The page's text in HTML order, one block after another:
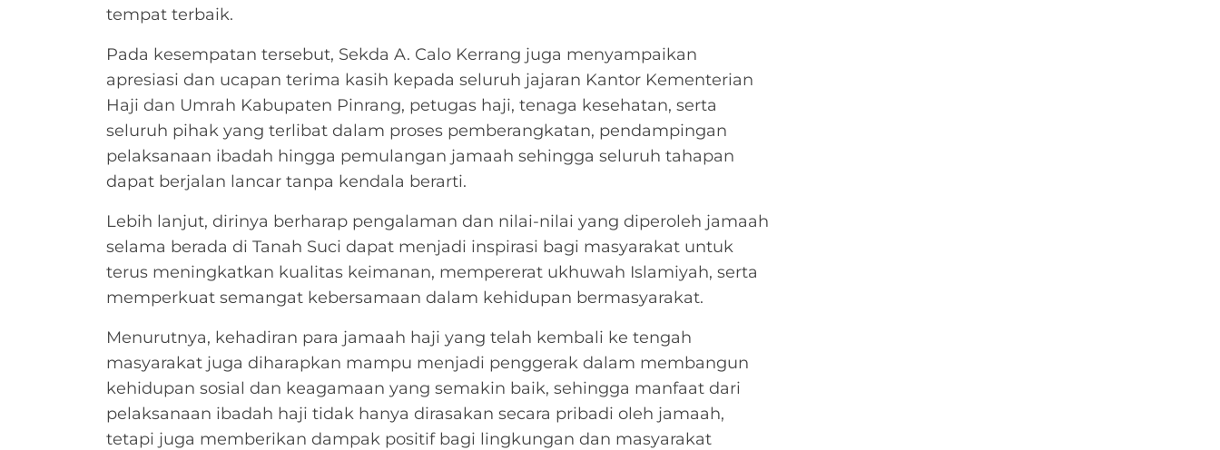
tempat terbaik.
Pada kesempatan tersebut, Sekda A. Calo Kerrang juga menyampaikan
apresiasi dan ucapan terima kasih kepada seluruh jajaran Kantor Kementerian
Haji dan Umrah Kabupaten Pinrang, petugas haji, tenaga kesehatan, serta
seluruh pihak yang terlibat dalam proses pemberangkatan, pendampingan
pelaksanaan ibadah hingga pemulangan jamaah sehingga seluruh tahapan
dapat berjalan lancar tanpa kendala berarti.
Lebih lanjut, dirinya berharap pengalaman dan nilai-nilai yang diperoleh jamaah
selama berada di Tanah Suci dapat menjadi inspirasi bagi masyarakat untuk
terus meningkatkan kualitas keimanan, mempererat ukhuwah Islamiyah, serta
memperkuat semangat kebersamaan dalam kehidupan bermasyarakat.
Menurutnya, kehadiran para jamaah haji yang telah kembali ke tengah
masyarakat juga diharapkan mampu menjadi penggerak dalam membangun
kehidupan sosial dan keagamaan yang semakin baik, sehingga manfaat dari
pelaksanaan ibadah haji tidak hanya dirasakan secara pribadi oleh jamaah,
tetapi juga memberikan dampak positif bagi lingkungan dan masyarakat